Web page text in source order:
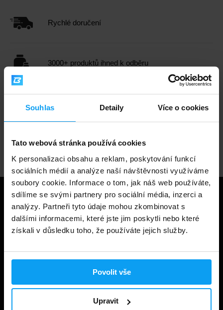
Souhlas Detaily Více o cookies
Tato webová stránka používá cookies
K personalizaci obsahu a reklam, poskytování funkcí
sociálních médií a analýze naší návštěvnosti využíváme
soubory cookie. Informace o tom, jak náš web používáte,
sdílíme se svými partnery pro sociální média, inzerci a
analýzy. Partneři tyto údaje mohou zkombinovat s
dalšími informacemi, které jste jim poskytli nebo které
získali v důsledku toho, že používáte jejich služby.
Povolit vše
Upravit
Rychlé doručení
3000+ produktů ihned k odběru
Odborné poradenství
Užitečné informace
Způsoby a ceny doručení
Ochrana soukromí